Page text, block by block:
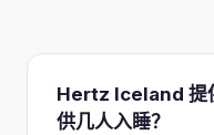
Hertz Iceland 提
供几人入睡？